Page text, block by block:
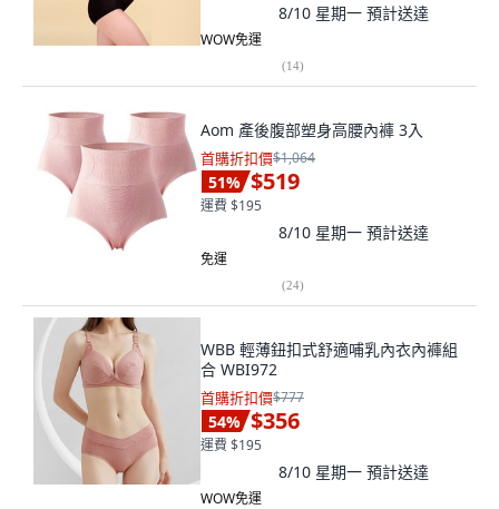
8/10 星期一 預計送達
WOW免運
(14)
Aom 產後腹部塑身高腰內褲 3入
首購折扣價$1,064
51% $519
運費 $195
8/10 星期一 預計送達
免運
(24)
WBB 輕薄鈕扣式舒適哺乳內衣內褲組
合 WBI972
首購折扣價$777
54% $356
運費 $195
8/10 星期一 預計送達
WOW免運